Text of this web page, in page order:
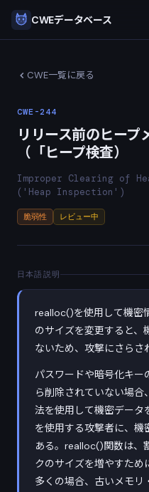
CWEデータベース
CWE一覧に戻る
CWE-244
リリース前のヒープ
（「ヒープ検査）
Improper Clearing of
('Heap Inspection')
脆弱性 レビュー中
日本語説明
realloc()を使用して機密
のサイズを変更すると、
ないため、攻撃にさらさ
パスワードや暗号化キー
ら削除されていない場
法を使用して機密データ
を使用する攻撃者に、機
ある。realloc()関数は、
クのサイズを増やすため
多くの場合、古いメモリ